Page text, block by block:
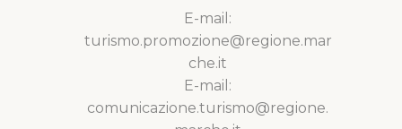
E-mail:
turismo.promozione@regione.mar
che.it
E-mail:
comunicazione.turismo@regione.